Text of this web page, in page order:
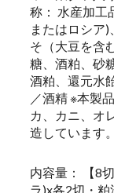
称： 水産加工
またはロシア
そ（大豆を含
糖、酒粕、砂
酒粕、還元水
／酒精 ※本製
カ、カニ、オ
造しています。
内容量： 【8
ラ)x各2切・